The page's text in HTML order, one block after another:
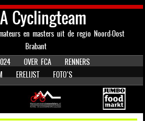
Cyclingteam
en masters uit de regio Noord-Oost
Brabant
OVER FCA
RENNERS
ERELIJST FOTO’S